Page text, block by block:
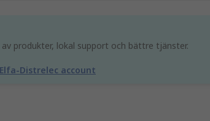
produkter, lokal support och bättre tjänster.
Elfa-Distrelec account